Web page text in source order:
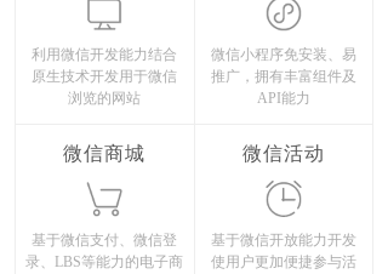
利用微信开发能力结合
原生技术开发用于微信
浏览的网站
微信小程序免安装、易
推广，拥有丰富组件及
API能力
微信商城
基于微信支付、微信登
录、LBS等能力的电子商
微信活动
基于微信开放能力开发
使用户更加便捷参与活